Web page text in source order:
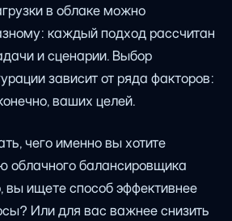
в облаке можно
каждый подход рассчитан
и сценарии. Выбор
зависит от ряда факторов:
ваших целей.
чего именно вы хотите
облачного балансировщика
вы ищете способ эффективнее
Или для вас важнее снизить